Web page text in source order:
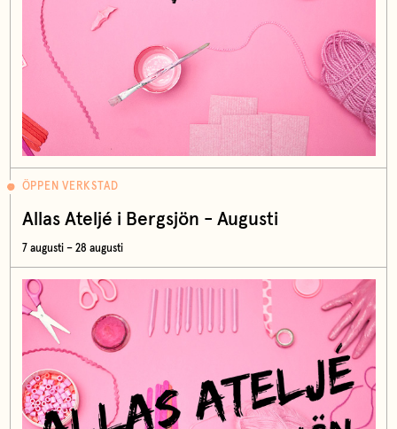
ÖPPEN VERKSTAD
Allas Ateljé i Bergsjön - Augusti
7 augusti – 28 augusti